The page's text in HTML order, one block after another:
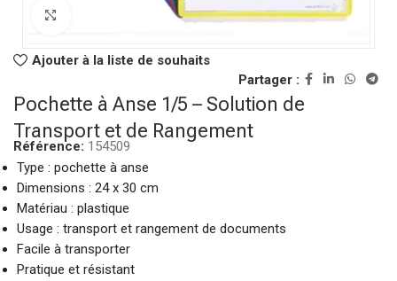
Ajouter à la liste de souhaits
Partager :
Pochette à Anse 1/5 – Solution de
Transport et de Rangement
Référence: 154509
Type : pochette à anse
Dimensions : 24 x 30 cm
Matériau : plastique
Usage : transport et rangement de documents
Facile à transporter
Pratique et résistant